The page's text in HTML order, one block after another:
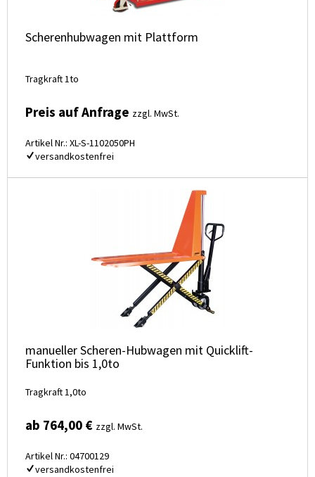
Scherenhubwagen mit Plattform
Tragkraft 1to
Preis auf Anfrage zzgl. MwSt.
Artikel Nr.: XL-S-1102050PH
versandkostenfrei
manueller Scheren-Hubwagen mit Quicklift-
Funktion bis 1,0to
Tragkraft 1,0to
ab 764,00 € zzgl. MwSt.
Artikel Nr.: 04700129
versandkostenfrei